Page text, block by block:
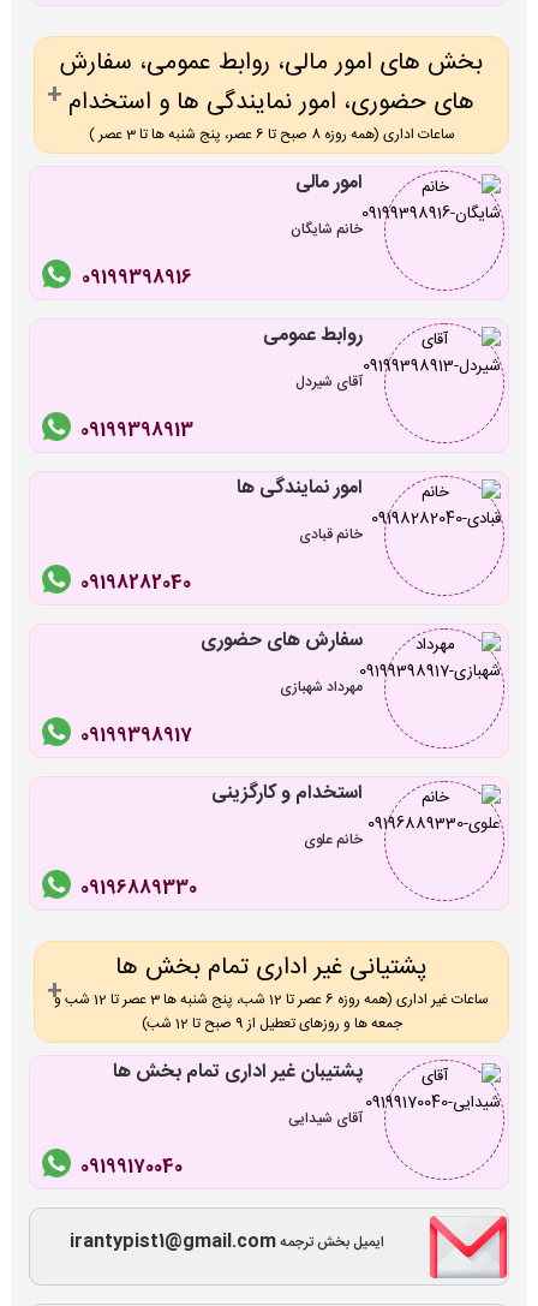
بخش های امور مالی، روابط عمومی، سفارش
های حضوری، امور نمایندگی ها و استخدام
ساعات اداری (همه روزه 8 صبح تا 6 عصر، پنج شنبه ها تا 3 عصر )
امور مالی
خانم شایگان
09199398916
روابط عمومی
آقای شیردل
09199398913
امور نمایندگی ها
خانم قبادی
09198282040
سفارش های حضوری
مهرداد شهبازی
09199398917
استخدام و کارگزینی
خانم علوی
09196889330
پشتیانی غیر اداری تمام بخش ها
ساعات غیر اداری (همه روزه 6 عصر تا 12 شب، پنج شنبه ها 3 عصر تا 12 شب و
جمعه ها و روزهای تعطیل از 9 صبح تا 12 شب)
پشتیبان غیر اداری تمام بخش ها
آقای شیدایی
09199170040
ایمیل بخش ترجمهirantypist1@gmail.com